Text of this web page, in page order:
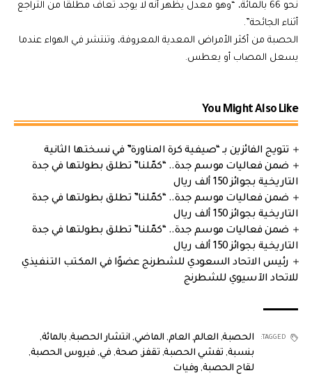
نحو 66 بالمائة، “وهو معدل يظهر أنه لا يوجد تعاف مطلقا من التراجع
أثناء الجائحة”.
الحصبة من أكثر الأمراض المعدية المعروفة، وتنتشر في الهواء عندما
يسعل المصاب أو يعطس.
You Might Also Like
تتويج الفائزين بـ “صيفية كرة المناورة” في نسختها الثانية
ضمن فعاليات موسم جدة.. “كمّلنا” تطلق بطولتها في جدة
التاريخية بجوائز 150 ألف ريال
ضمن فعاليات موسم جدة.. “كمّلنا” تطلق بطولتها في جدة
التاريخية بجوائز 150 ألف ريال
ضمن فعاليات موسم جدة.. “كمّلنا” تطلق بطولتها في جدة
التاريخية بجوائز 150 ألف ريال
رئيس الاتحاد السعودي للشطرنج عضوًا في المكتب التنفيذي
للاتحاد الآسيوي للشطرنج
TAGGED: الحصبة, العالم, العام, الماضي, انتشار الحصبة, بالمائة,
بنسبة, تفشي الحصبة, تقفز, صحة, في, فيروس الحصبة,
لقاح الحصبة, وفيات